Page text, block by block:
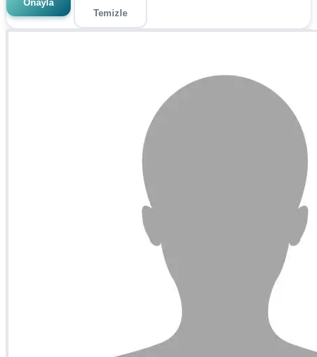
Onayla
Temizle